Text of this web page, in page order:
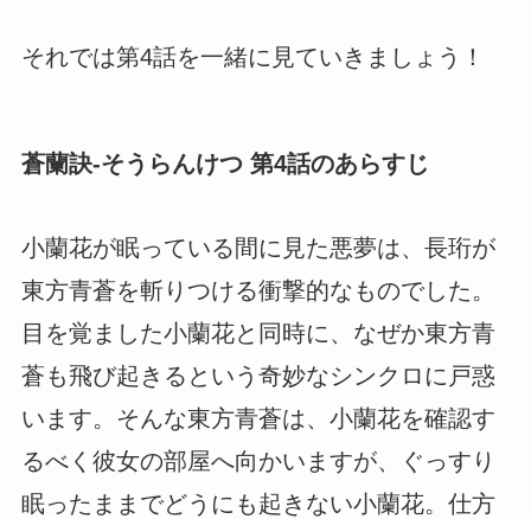
それでは第4話を一緒に見ていきましょう！
蒼蘭訣-そうらんけつ 第4話のあらすじ
小蘭花が眠っている間に見た悪夢は、長珩が
東方青蒼を斬りつける衝撃的なものでした。
目を覚ました小蘭花と同時に、なぜか東方青
蒼も飛び起きるという奇妙なシンクロに戸惑
います。そんな東方青蒼は、小蘭花を確認す
るべく彼女の部屋へ向かいますが、ぐっすり
眠ったままでどうにも起きない小蘭花。仕方